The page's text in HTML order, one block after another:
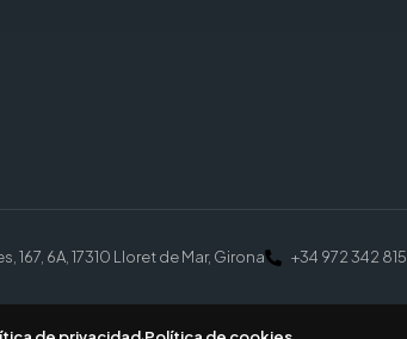
167, 6A, 17310 Lloret de Mar, Girona +34 972 342 815